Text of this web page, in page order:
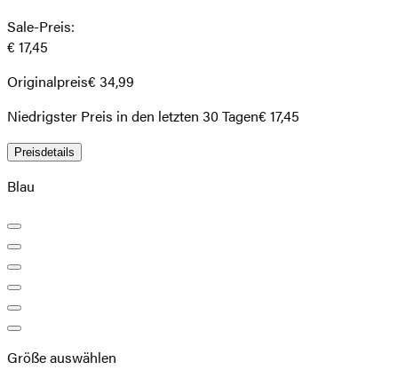
Sale-Preis:
€ 17,45
Originalpreis€ 34,99
Niedrigster Preis in den letzten 30 Tagen€ 17,45
Preisdetails
Blau
Größe auswählen